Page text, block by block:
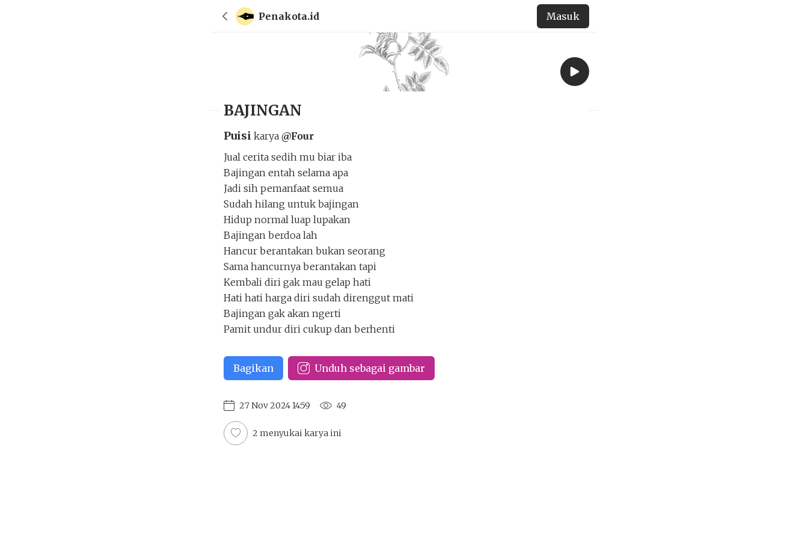
Penakota.id Masuk
BAJINGAN
Puisi karya @Four
Penakota.id
Jual cerita sedih mu biar iba
Bajingan entah selama apa
Jadi sih pemanfaat semua
Sudah hilang untuk bajingan
Hidup normal luap lupakan
Bajingan berdoa lah
Hancur berantakan bukan seorang
Sama hancurnya berantakan tapi
Kembali diri gak mau gelap hati
Hati hati harga diri sudah direnggut mati
Bajingan gak akan ngerti
Pamit undur diri cukup dan berhenti
Bagikan Unduh sebagai gambar
27 Nov 2024 14:59 49
2 menyukai karya ini